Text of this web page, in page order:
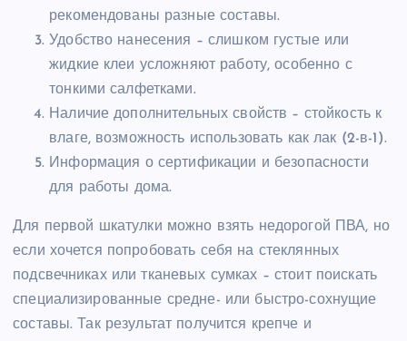
рекомендованы разные составы.
Удобство нанесения – слишком густые или
жидкие клеи усложняют работу, особенно с
тонкими салфетками.
Наличие дополнительных свойств – стойкость к
влаге, возможность использовать как лак (2-в-1).
Информация о сертификации и безопасности
для работы дома.
Для первой шкатулки можно взять недорогой ПВА, но
если хочется попробовать себя на стеклянных
подсвечниках или тканевых сумках – стоит поискать
специализированные средне- или быстро-сохнущие
составы. Так результат получится крепче и